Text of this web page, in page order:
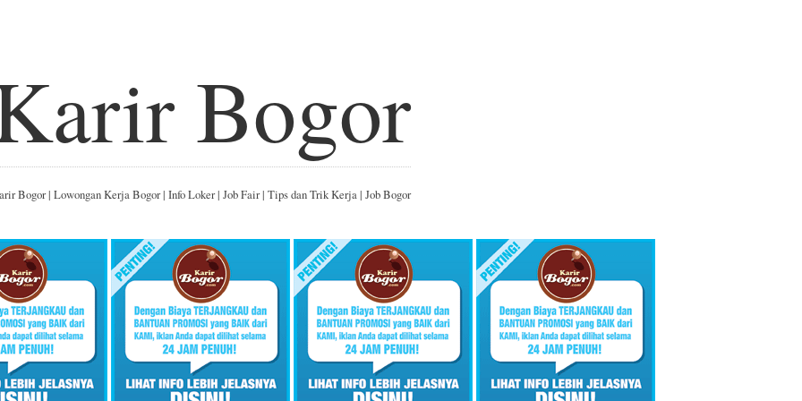
Bogor
Bogor | Lowongan Kerja Bogor | Info Loker | Job Fair | Tips dan Trik Kerja | Job Bogor